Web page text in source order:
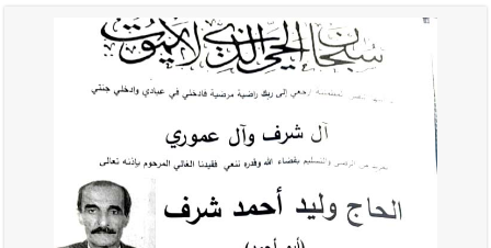
التشاوري الأول للمرصد الحضري
أخبار صيدا
بالصور : بلدية صيدا تستقبل السيد محمد زيدان:
استعراض شامل لمشاريع وتأكيدٌ على حماية القيمة التراثية للمدينة